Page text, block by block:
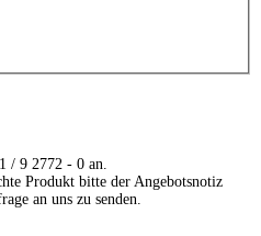
/ 9 2772 - 0 an.
Produkt bitte der Angebotsnotiz
an uns zu senden.